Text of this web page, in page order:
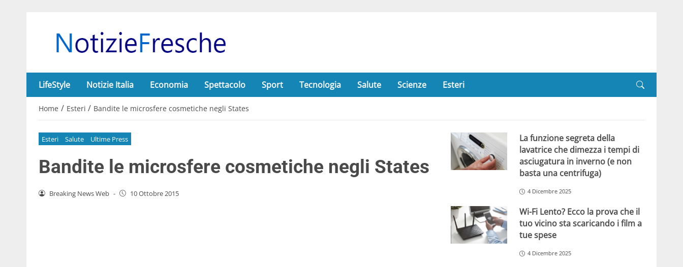
LifeStyle Notizie Italia Economia Spettacolo Sport Tecnologia Salute Scienze Esteri
Home / Esteri / Bandite le microsfere cosmetiche negli States
Esteri Salute Ultime Press
Bandite le microsfere cosmetiche negli States
Breaking News Web - 10 Ottobre 2015
La funzione segreta della
lavatrice che dimezza i tempi di
asciugatura in inverno (e non
basta una centrifuga)
4 Dicembre 2025
Wi-Fi Lento? Ecco la prova che il
tuo vicino sta scaricando i film a
tue spese
4 Dicembre 2025